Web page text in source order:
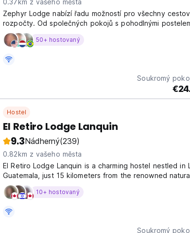
0.37km z vašeho města
Zephyr Lodge nabízí řadu možností pro všechny
rozpočty. Od společných pokojů s pohodlnými
pokoje, které se liší od standardních po luxusní.
50+ hostovaný
Soukromý
Hostel
El Retiro Lodge Lanquin
9.3Nádherný(239)
0.82km z vašeho města
El Retiro Lodge Lanquin is a charming hostel nestled in
Guatemala, just 15 kilometers from the renowned
Semuc Champey and the Blue Hole. The property
amenities to ensure a comfortable stay, including a...
10+ hostovaný
Soukromý